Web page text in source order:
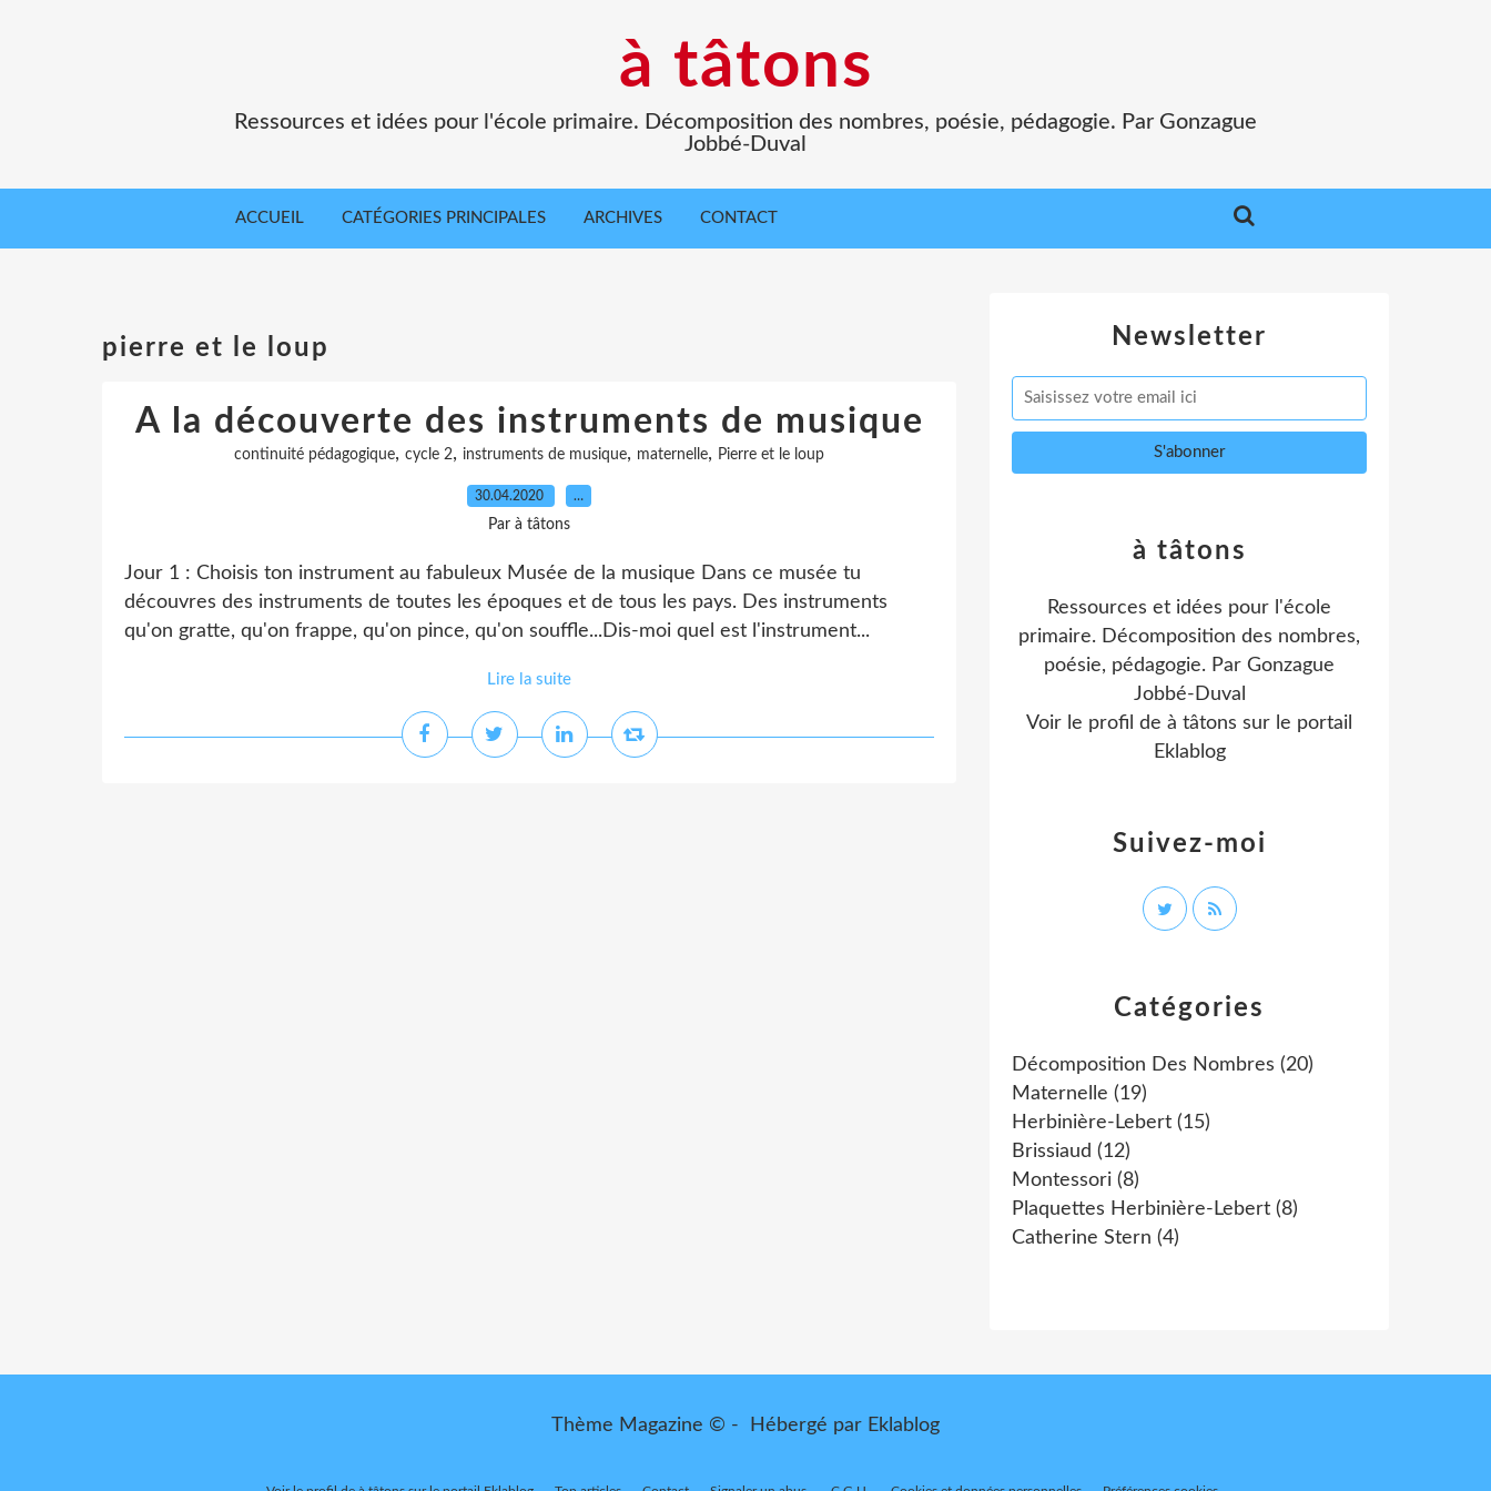
à tâtons
Ressources et idées pour l'école primaire. Décomposition des nombres, poésie, pédagogie. Par Gonzague
Jobbé-Duval
ACCUEIL CATÉGORIES PRINCIPALES ARCHIVES CONTACT
pierre et le loup
A la découverte des instruments de musique
continuité pédagogique, cycle 2, instruments de musique, maternelle, Pierre et le loup
30.04.2020 …
Par à tâtons
Jour 1 : Choisis ton instrument au fabuleux Musée de la musique Dans ce musée tu
découvres des instruments de toutes les époques et de tous les pays. Des instruments
qu'on gratte, qu'on frappe, qu'on pince, qu'on souffle...Dis-moi quel est l'instrument...
Lire la suite
Newsletter
Catégories
Décomposition Des Nombres (20)
Maternelle (19)
Herbinière-Lebert (15)
Brissiaud (12)
Montessori (8)
Plaquettes Herbinière-Lebert (8)
Catherine Stern (4)
à tâtons
Ressources et idées pour l'école
primaire. Décomposition des nombres,
poésie, pédagogie. Par Gonzague
Jobbé-Duval
Voir le profil de à tâtons sur le portail
Eklablog
Suivez-moi
Thème Magazine © - Hébergé par Eklablog